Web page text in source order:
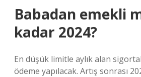
Babadan emekli
kadar 2024?
En düşük limitle aylık alan
ödeme yapılacak. Artış sonrası